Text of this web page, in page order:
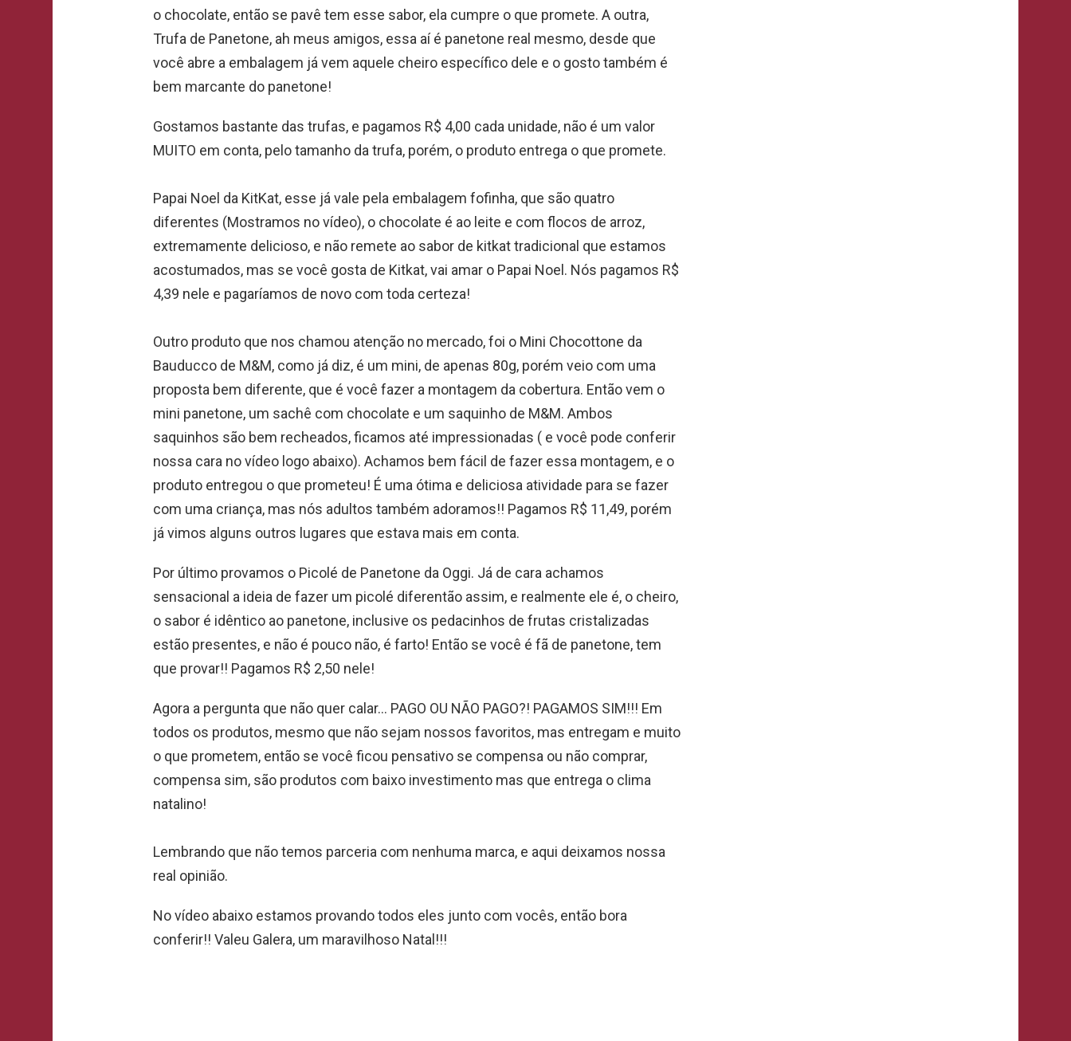
o chocolate, então se pavê tem esse sabor, ela cumpre o que promete. A outra,
Trufa de Panetone, ah meus amigos, essa aí é panetone real mesmo, desde que
você abre a embalagem já vem aquele cheiro específico dele e o gosto também é
bem marcante do panetone!
Gostamos bastante das trufas, e pagamos R$ 4,00 cada unidade, não é um valor
MUITO em conta, pelo tamanho da trufa, porém, o produto entrega o que promete.
Papai Noel da KitKat, esse já vale pela embalagem fofinha, que são quatro
diferentes (Mostramos no vídeo), o chocolate é ao leite e com flocos de arroz,
extremamente delicioso, e não remete ao sabor de kitkat tradicional que estamos
acostumados, mas se você gosta de Kitkat, vai amar o Papai Noel. Nós pagamos R$
4,39 nele e pagaríamos de novo com toda certeza!
Outro produto que nos chamou atenção no mercado, foi o Mini Chocottone da
Bauducco de M&M, como já diz, é um mini, de apenas 80g, porém veio com uma
proposta bem diferente, que é você fazer a montagem da cobertura. Então vem o
mini panetone, um sachê com chocolate e um saquinho de M&M. Ambos
saquinhos são bem recheados, ficamos até impressionadas ( e você pode conferir
nossa cara no vídeo logo abaixo). Achamos bem fácil de fazer essa montagem, e o
produto entregou o que prometeu! É uma ótima e deliciosa atividade para se fazer
com uma criança, mas nós adultos também adoramos!! Pagamos R$ 11,49, porém
já vimos alguns outros lugares que estava mais em conta.
Por último provamos o Picolé de Panetone da Oggi. Já de cara achamos
sensacional a ideia de fazer um picolé diferentão assim, e realmente ele é, o cheiro,
o sabor é idêntico ao panetone, inclusive os pedacinhos de frutas cristalizadas
estão presentes, e não é pouco não, é farto! Então se você é fã de panetone, tem
que provar!! Pagamos R$ 2,50 nele!
Agora a pergunta que não quer calar… PAGO OU NÃO PAGO?! PAGAMOS SIM!!! Em
todos os produtos, mesmo que não sejam nossos favoritos, mas entregam e muito
o que prometem, então se você ficou pensativo se compensa ou não comprar,
compensa sim, são produtos com baixo investimento mas que entrega o clima
natalino!
Lembrando que não temos parceria com nenhuma marca, e aqui deixamos nossa
real opinião.
No vídeo abaixo estamos provando todos eles junto com vocês, então bora
conferir!! Valeu Galera, um maravilhoso Natal!!!